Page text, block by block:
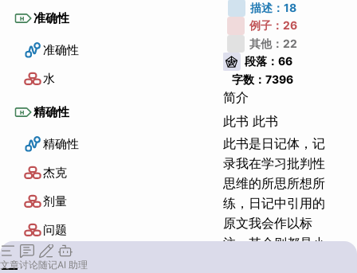
H 准确性
准确性
水
H 精确性
精确性
杰克
剂量
问题
H 关联性
描述： 18
例子： 26
其他： 22
段落：66
字数： 7396
简介
此书 此书
此书是日记体，记
录我在学习批判性
思维的所思所想所
练，日记中引用的
原文我会作以标
注，其余则都是小
文章讨论随记AI 助理